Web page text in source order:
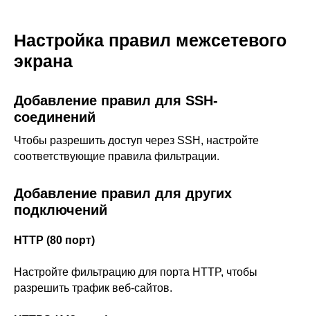
Настройка правил межсетевого
экрана
Добавление правил для SSH-
соединений
Чтобы разрешить доступ через SSH, настройте
соответствующие правила фильтрации.
Добавление правил для других
подключений
HTTP (80 порт)
Настройте фильтрацию для порта HTTP, чтобы
разрешить трафик веб-сайтов.